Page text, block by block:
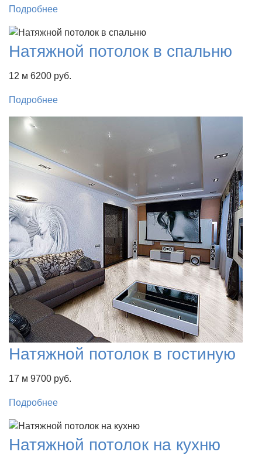
Подробнее
Натяжной потолок в спальню
12 м 6200 руб.
Подробнее
Натяжной потолок в гостиную
17 м 9700 руб.
Подробнее
Натяжной потолок на кухню